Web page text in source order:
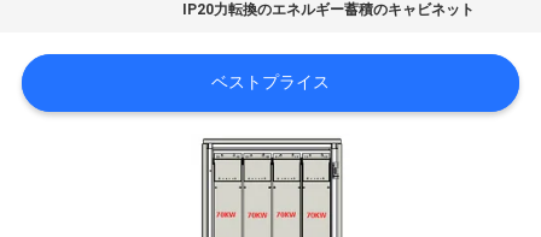
質
管
IP20力転換のエネルギー蓄積のキャビネット
ベストプライス